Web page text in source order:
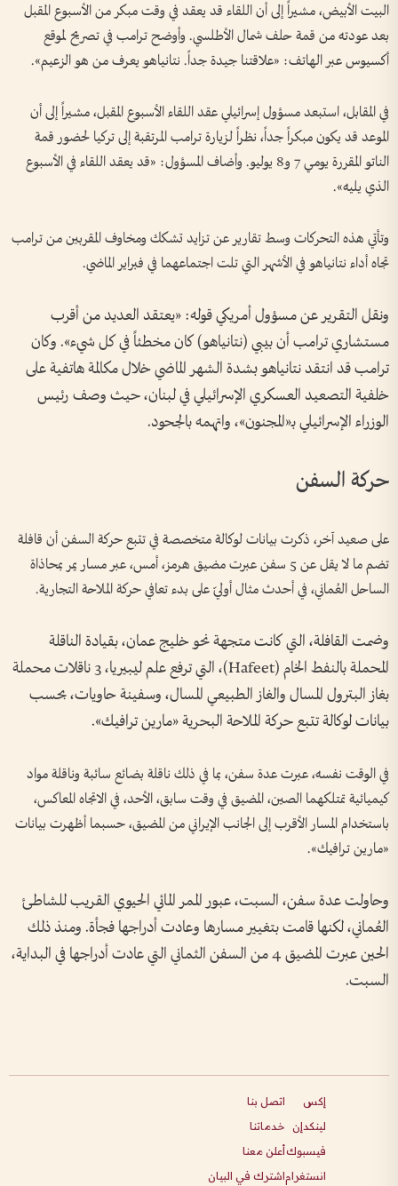
البيت الأبيض، مشيراً إلى أن اللقاء قد يعقد في وقت مبكر من الأسبوع المقبل
بعد عودته من قمة حلف شمال الأطلسي. وأوضح ترامب في تصريح لموقع
أكسيوس عبر الهاتف: «علاقتنا جيدة جداً. نتانياهو يعرف من هو الزعيم».
في المقابل، استبعد مسؤول إسرائيلي عقد اللقاء الأسبوع المقبل، مشيراً إلى أن
الموعد قد يكون مبكراً جداً، نظراً لزيارة ترامب المرتقبة إلى تركيا لحضور قمة
الناتو المقررة يومي 7 و8 يوليو. وأضاف المسؤول: «قد يعقد اللقاء في الأسبوع
الذي يليه».
وتأتي هذه التحركات وسط تقارير عن تزايد تشكك ومخاوف المقربين من ترامب
تجاه أداء نتانياهو في الأشهر التي تلت اجتماعهما في فبراير الماضي.
ونقل التقرير عن مسؤول أمريكي قوله: «يعتقد العديد من أقرب
مستشاري ترامب أن بيبي (نتانياهو) كان مخطئاً في كل شيء». وكان
ترامب قد انتقد نتانياهو بشدة الشهر الماضي خلال مكالمة هاتفية على
خلفية التصعيد العسكري الإسرائيلي في لبنان، حيث وصف رئيس
الوزراء الإسرائيلي بـ«المجنون»، واتهمه بالجحود.
حركة السفن
على صعيد آخر، ذكرت بيانات لوكالة متخصصة في تتبع حركة السفن أن قافلة
تضم ما لا يقل عن 5 سفن عبرت مضيق هرمز، أمس، عبر مسار يمر بمحاذاة
الساحل العُماني، في أحدث مثال أوليّ على بدء تعافي حركة الملاحة التجارية.
وضمت القافلة، التي كانت متجهة نحو خليج عمان، بقيادة الناقلة
المحملة بالنفط الخام (Hafeet)، التي ترفع علم ليبيريا، 3 ناقلات محملة
بغاز البترول المسال والغاز الطبيعي المسال، وسفينة حاويات، بحسب
بيانات لوكالة تتبع حركة الملاحة البحرية «مارين ترافيك».
في الوقت نفسه، عبرت عدة سفن، بما في ذلك ناقلة بضائع سائبة وناقلة مواد
كيميائية تمتلكهما الصين، المضيق في وقت سابق، الأحد، في الاتجاه المعاكس،
باستخدام المسار الأقرب إلى الجانب الإيراني من المضيق، حسبما أظهرت بيانات
«مارين ترافيك».
وحاولت عدة سفن، السبت، عبور الممر المائي الحيوي القريب للشاطئ
العُماني، لكنها قامت بتغيير مسارها وعادت أدراجها فجأة. ومنذ ذلك
الحين عبرت المضيق 4 من السفن الثماني التي عادت أدراجها في البداية،
السبت.
إكس
لينكدإن
فيسبوك
انستغرام
اتصل بنا
خدماتنا
أعلن معنا
اشترك في البيان